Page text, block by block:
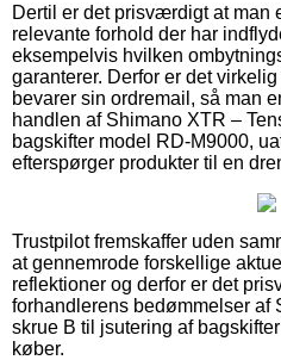
Dertil er det prisværdigt at man
relevante forhold der har
eksempelvis hvilken
garanterer. Derfor er det
bevarer sin ordremail, så man
handlen af Shimano XTR –
bagskifter model RD-M9000,
efterspørger produkter til en
Trustpilot fremskaffer uden
at gennemrode forskellige
reflektioner og derfor er det
forhandlerens bedømmelser af
skrue B til jsutering af
køber.